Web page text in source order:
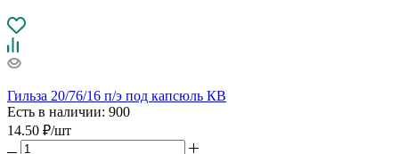
Гильза 20/76/16 п/э под капсюль КВ
Есть в наличии: 900
14.50 ₽/шт